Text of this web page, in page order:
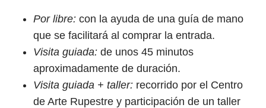
Por libre: con la ayuda de una guía de mano
que se facilitará al comprar la entrada.
Visita guiada: de unos 45 minutos
aproximadamente de duración.
Visita guiada + taller: recorrido por el Centro
de Arte Rupestre y participación de un taller